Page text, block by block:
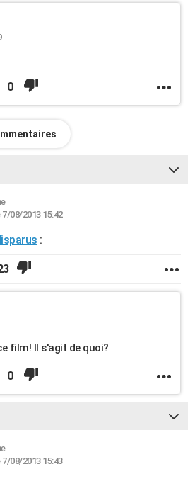
0
08/2013 15:42
:
film! Il s'agit de quoi?
0
08/2013 15:43